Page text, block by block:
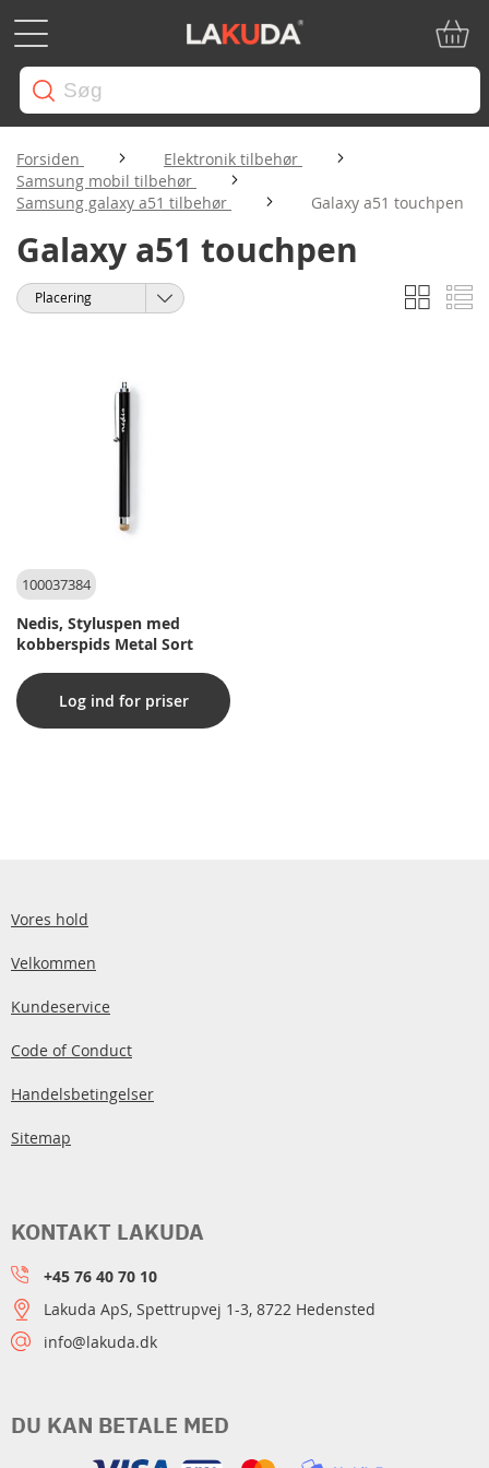
Forsiden
Elektronik tilbehør
Samsung mobil tilbehør
Samsung galaxy a51 tilbehør
Galaxy a51 touchpen
Galaxy a51 touchpen
Vis
som
Gitter
Sorter
100037384
Nedis, Styluspen med
kobberspids Metal Sort
Log ind for priser
Vores hold
Velkommen
Kundeservice
Code of Conduct
Handelsbetingelser
Sitemap
DU KAN BETALE MED
KONTAKT LAKUDA
+45 76 40 70 10
Lakuda ApS, Spettrupvej 1-3, 8722 Hedensted
info@lakuda.dk